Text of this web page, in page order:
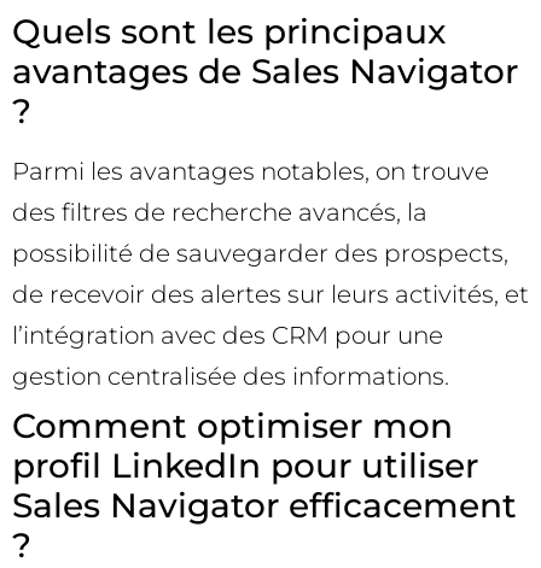
Quels sont les principaux
avantages de Sales Navigator
?
Parmi les avantages notables, on trouve
des filtres de recherche avancés, la
possibilité de sauvegarder des prospects,
de recevoir des alertes sur leurs activités, et
l’intégration avec des CRM pour une
gestion centralisée des informations.
Comment optimiser mon
profil LinkedIn pour utiliser
Sales Navigator efficacement
?